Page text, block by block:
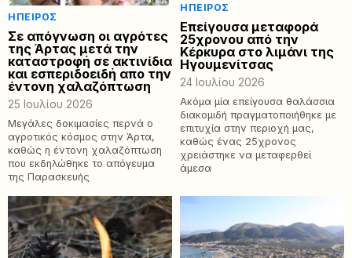
ΉΠΕΙΡΟΣ
Σε απόγνωση οι αγρότες
της Άρτας μετά την
καταστροφή σε ακτινίδια
και εσπεριδοειδή απο την
έντονη χαλαζόπτωση
25 Ιουλίου 2026
Μεγάλες δοκιμασίες περνά ο
αγροτικός κόσμος στην Άρτα,
καθώς η έντονη χαλαζόπτωση
που εκδηλώθηκε το απόγευμα
της Παρασκευής
ΉΠΕΙΡΟΣ
Επείγουσα μεταφορά
25χρονου από την
Κέρκυρα στο λιμάνι της
Ηγουμενίτσας
24 Ιουλίου 2026
Ακόμα μία επείγουσα θαλάσσια
διακομιδή πραγματοποιήθηκε με
επιτυχία στην περιοχή μας,
καθώς ένας 25χρονος
χρειάστηκε να μεταφερθεί
άμεσα